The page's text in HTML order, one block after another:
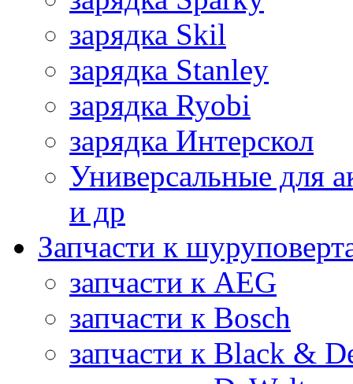
зарядка Skil
зарядка Stanley
зарядка Ryobi
зарядка Интерскол
Универсальные для
и др
Запчасти к
запчасти к AEG
запчасти к Bosch
запчасти к Black &